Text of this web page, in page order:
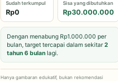
Sudah terkumpul
Rp0
Sisa yang dibutuhkan
Rp30.000.000
Dengan menabung Rp1.000.000 per
bulan, target tercapai dalam sekitar2
tahun 6 bulan lagi.
Hanya gambaran edukatif, bukan rekomendasi